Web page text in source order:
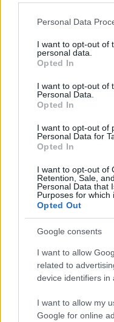
Please note that this
not limited to your visit
grant or deny consent
use your data for below
consent section.
Personal Data
I want to opt-out of
personal data.
Opted In
I want to opt-out of
Personal Data.
Opted In
I want to opt-out of
Personal Data for
Opted In
I want to opt-out of
Retention, Sale,
Personal Data that
Purposes for which
Opted Out
Google consents
I want to allow
related to
device identifiers in
I want to allow my
Google for online
A második rész
a
születési és
során erős
befejező egység
sejket. Ezzel a
véget ér.
Három évvel a
maga a valóság
átköltöztették a
felépített
ország elnökéről
az egyiptomi nép
megbuktatta.